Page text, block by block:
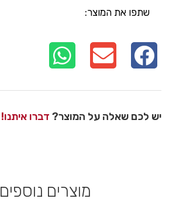
שתפו את המוצר:
יש לכם שאלה על המוצר? דברו איתנו!
מוצרים נוספים